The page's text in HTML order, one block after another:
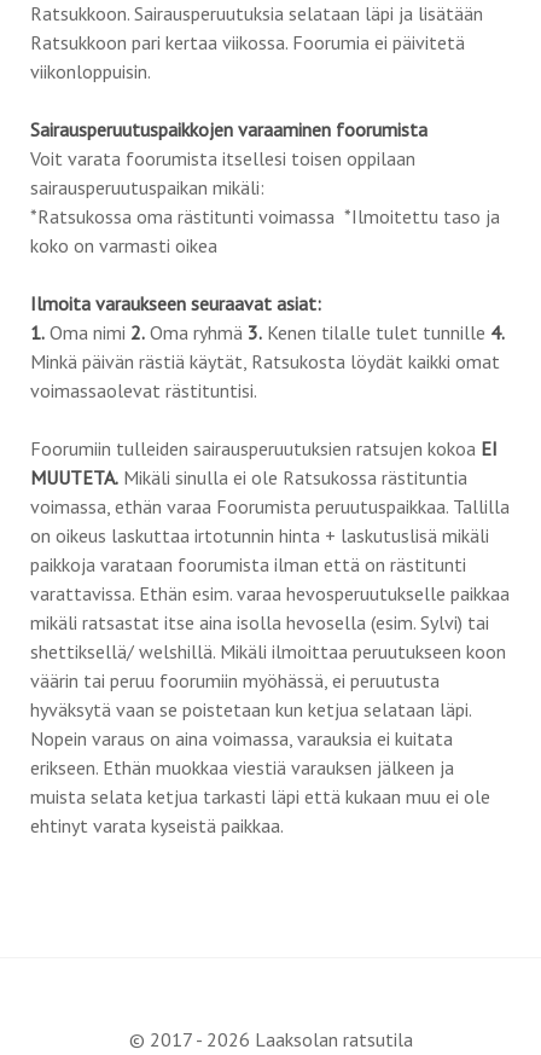
Ratsukkoon. Sairausperuutuksia selataan läpi ja lisätään
Ratsukkoon pari kertaa viikossa. Foorumia ei päivitetä
viikonloppuisin.
Sairausperuutuspaikkojen varaaminen foorumista
Voit varata foorumista itsellesi toisen oppilaan
sairausperuutuspaikan mikäli:
*Ratsukossa oma rästitunti voimassa *Ilmoitettu taso ja
koko on varmasti oikea
Ilmoita varaukseen seuraavat asiat:
1. Oma nimi 2. Oma ryhmä 3. Kenen tilalle tulet tunnille 4.
Minkä päivän rästiä käytät, Ratsukosta löydät kaikki omat
voimassaolevat rästituntisi.
Foorumiin tulleiden sairausperuutuksien ratsujen kokoa EI
MUUTETA. Mikäli sinulla ei ole Ratsukossa rästituntia
voimassa, ethän varaa Foorumista peruutuspaikkaa. Tallilla
on oikeus laskuttaa irtotunnin hinta + laskutuslisä mikäli
paikkoja varataan foorumista ilman että on rästitunti
varattavissa. Ethän esim. varaa hevosperuutukselle paikkaa
mikäli ratsastat itse aina isolla hevosella (esim. Sylvi) tai
shettiksellä/ welshillä. Mikäli ilmoittaa peruutukseen koon
väärin tai peruu foorumiin myöhässä, ei peruutusta
hyväksytä vaan se poistetaan kun ketjua selataan läpi.
Nopein varaus on aina voimassa, varauksia ei kuitata
erikseen. Ethän muokkaa viestiä varauksen jälkeen ja
muista selata ketjua tarkasti läpi että kukaan muu ei ole
ehtinyt varata kyseistä paikkaa.
© 2017 - 2026 Laaksolan ratsutila